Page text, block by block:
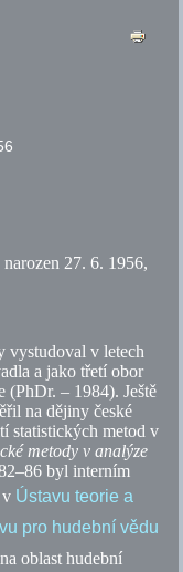
27. 6. 1956,
vystudoval v letech
a jako třetí obor
(PhDr. – 1984). Ještě
na dějiny české
statistických metod v
metody v analýze
byl interním
v Ústavu teorie a
pro hudební vědu
oblast hudební